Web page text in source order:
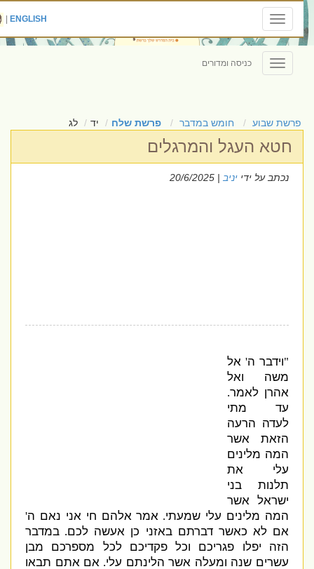
Toggle
navigation
ENGLISH
|
Toggle
navigation
כניסה ומדורים
פרשת שבוע חומש במדבר פרשת שלח יד לג
חטא העגל והמרגלים
נכתב על ידייניב| 20/6/2025
וידבר ה 'אל
משה ואל
אהרן לאמר.
עד מתי
לעדה הרעה
הזאת אשר
המה מלינים
עלי את
תלנות בני
ישראל אשר
המה מלינים עלי שמעתי.אמר אלהם חי אני נאם ה
אם לא כאשר דברתם באזני כן אעשה לכם.במדבר
הזה יפלו פגריכם וכל פקדיכם לכל מספרכם מבן
עשרים שנה ומעלה אשר הלינתם עלי.אם אתם תבאו